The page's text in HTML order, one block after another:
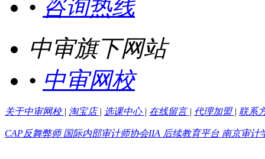
• 咨询热线
中审旗下网站
• 中审网校
关于中审网校 | 淘宝店| 选课中心 | 在线留言 | 代理加盟 | 联系
CAP反舞弊师国际内部审计师协会IIA 后续教育平台 南京审计